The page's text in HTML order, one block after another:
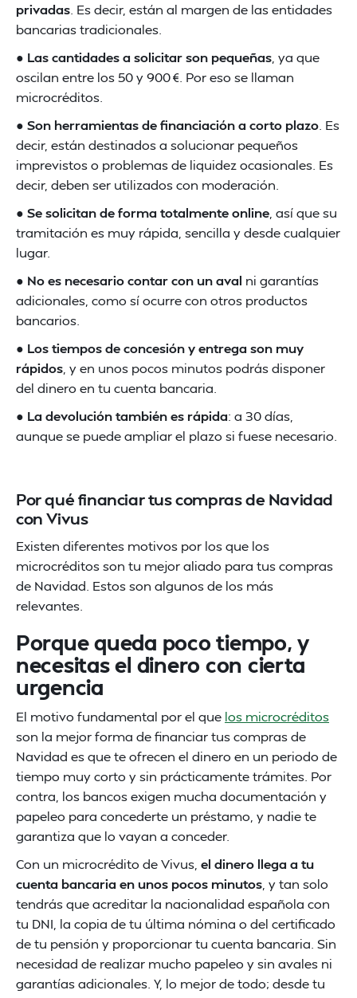
privadas . Es decir, están al margen de las entidades
bancarias tradicionales.
● Las cantidades a solicitar son pequeñas , ya que
oscilan entre los 50 y 900 €. Por eso se llaman
microcréditos.
● Son herramientas de financiación a corto plazo . Es
decir, están destinados a solucionar pequeños
imprevistos o problemas de liquidez ocasionales. Es
decir, deben ser utilizados con moderación.
● Se solicitan de forma totalmente online , así que su
tramitación es muy rápida, sencilla y desde cualquier
lugar.
● No es necesario contar con un aval ni garantías
adicionales, como sí ocurre con otros productos
bancarios.
● Los tiempos de concesión y entrega son muy
rápidos , y en unos pocos minutos podrás disponer
del dinero en tu cuenta bancaria.
● La devolución también es rápida: a 30 días,
aunque se puede ampliar el plazo si fuese necesario.
Por qué financiar tus compras de Navidad
con Vivus
Existen diferentes motivos por los que los
microcréditos son tu mejor aliado para tus compras
de Navidad. Estos son algunos de los más
relevantes.
Porque queda poco tiempo, y
necesitas el dinero con cierta
urgencia
El motivo fundamental por el que los microcréditos
son la mejor forma de financiar tus compras de
Navidad es que te ofrecen el dinero en un periodo de
tiempo muy corto y sin prácticamente trámites. Por
contra, los bancos exigen mucha documentación y
papeleo para concederte un préstamo, y nadie te
garantiza que lo vayan a conceder.
Con un microcrédito de Vivus, el dinero llega a tu
cuenta bancaria en unos pocos minutos , y tan solo
tendrás que acreditar la nacionalidad española con
tu DNI, la copia de tu última nómina o del certificado
de tu pensión y proporcionar tu cuenta bancaria. Sin
necesidad de realizar mucho papeleo y sin avales ni
garantías adicionales. Y, lo mejor de todo; desde tu